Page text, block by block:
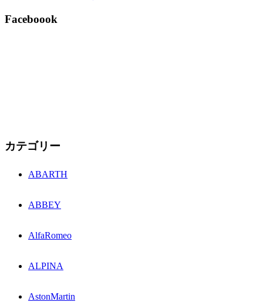
Faceboook
カテゴリー
ABARTH
ABBEY
AlfaRomeo
ALPINA
AstonMartin